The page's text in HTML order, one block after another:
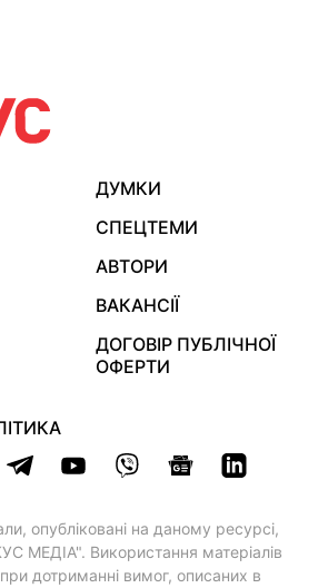
ДУМКИ
СПЕЦТЕМИ
АВТОРИ
ВАКАНСІЇ
ДОГОВІР ПУБЛІЧНОЇ
ОФЕРТИ
опубліковані на даному ресурсі,
МЕДІА". Використання матеріалів
дотриманні вимог, описаних в